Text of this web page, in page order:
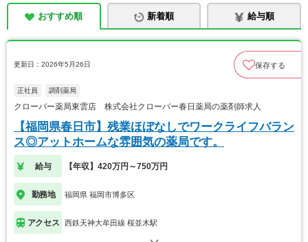
おすすめ順 新着順 給与順
更新日：2026年5月26日 保存する
正社員 調剤薬局
クローバー薬局東雲店 株式会社クローバー春日薬局の薬剤師求人
【福岡県春日市】残業ほぼなしでワークライフバラン
ス◎アットホームな雰囲気の薬局です。
給与 【年収】420万円～750万円
勤務地 福岡県 福岡市博多区
アクセス 西鉄天神大牟田線 桜並木駅